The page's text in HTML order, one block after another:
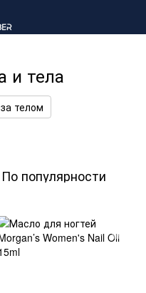
и тела
телом
По популярности